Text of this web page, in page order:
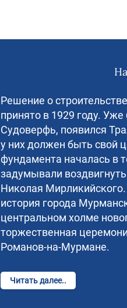
Решение о
принято в 1929 году.
Судоверфь, появился
у них должен быть свой
фундамента началась в
задумывали
Николая
история города
центральном холме
торжественная
Романов-на-Мурмане.
Читать далее..